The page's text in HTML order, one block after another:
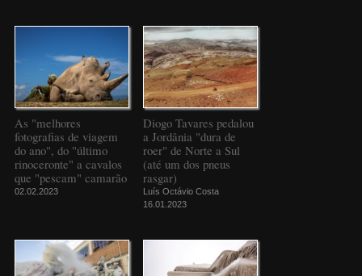
As "melhores
fotografias de viagem
do ano", do "último
rinoceronte" a cavalos
que "pescam" camarão
02.02.2023
Diogo Tavares pedalou
a Jordânia "dura de
roer" de Norte a Sul
(até um dos pneus
rasgar)
Luís Octávio Costa
16.01.2023